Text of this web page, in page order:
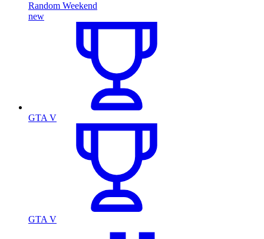
Random Weekend
new
GTA V
GTA V